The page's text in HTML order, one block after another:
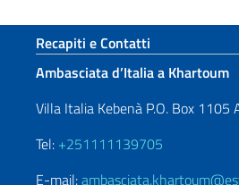
Sezione footer
Recapiti e Contatti
Ambasciata d’Italia a Khartoum
Villa Italia Kebenà P.O. Box 1105
Tel: +251111139705
E-mail: